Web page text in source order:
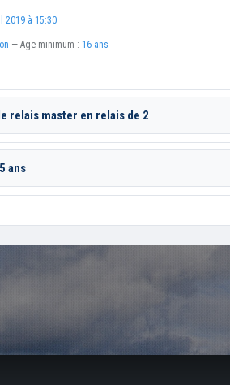
2019 à 15:30
— Age minimum : 16 ans
relais master en relais de 2
ans